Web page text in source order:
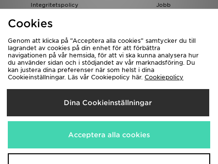
Integritetspolicy
Jobb
JD-bloggen
Levererar Till
Sverige
Vi accepterar följande betalningssätt
Cookies
Genom att klicka på ”Acceptera alla cookies” samtycker du till
lagrandet av cookies på din enhet för att förbättra
navigationen på vår hemsida, för att vi ska kunna analysera hur
du använder sidan och i stödjandet av vår marknadsföring. Du
kan justera dina preferenser när som helst i dina
Cookieinställningar. Läs vår Cookiepolicy här. Cookiepolicy
Dina Cookieinställningar
Acceptera alla cookies